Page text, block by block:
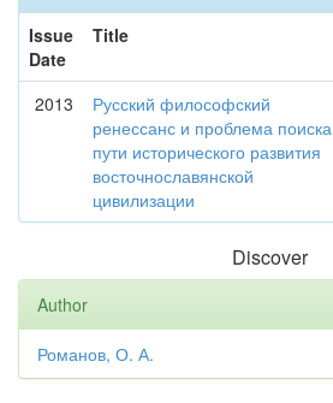
Issue
Date
Title
2013
Русский философский
ренессанс и проблема поиска
пути исторического развития
восточнославянской
цивилизации
Discover
Author
Романов, О. А.